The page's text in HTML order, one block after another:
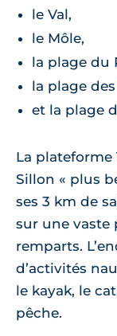
le Val,
le Môle,
la plage du
la plage
et la plage
La plateforme
Sillon « plus
ses 3 km de
sur une vaste
remparts.
d’activités
le kayak, le
pêche.